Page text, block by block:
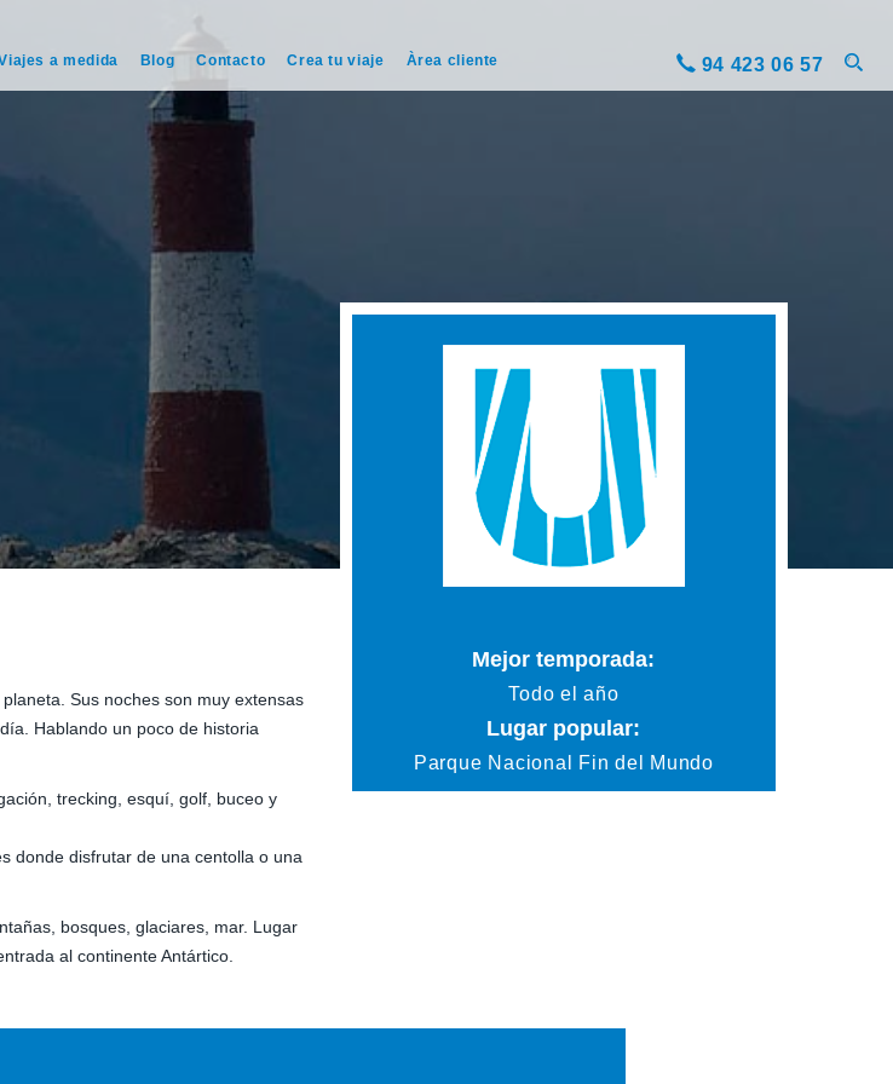
a medida Blog Contacto Crea tu viaje Àrea cliente 94 423 06 57
Sus noches son muy extensas
Hablando un poco de historia
trecking, esquí, golf, buceo y
donde disfrutar de una centolla o una
bosques, glaciares, mar. Lugar
al continente Antártico.
Mejor temporada:
Todo el año
Lugar popular:
Parque Nacional Fin del Mundo